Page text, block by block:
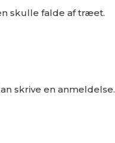
skulle falde af træet.
skrive en anmeldelse.